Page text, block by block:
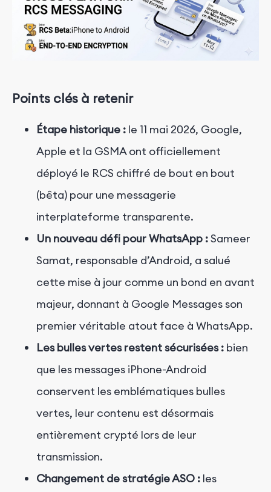
Points clés à retenir
Étape historique : le 11 mai 2026, Google,
Apple et la GSMA ont officiellement
déployé le RCS chiffré de bout en bout
(bêta) pour une messagerie
interplateforme transparente.
Un nouveau défi pour WhatsApp :Sameer
Samat, responsable d’Android, a salué
cette mise à jour comme un bond en avant
majeur, donnant à Google Messages son
premier véritable atout face à WhatsApp.
Les bulles vertes restent sécurisées : bien
que les messages iPhone-Android
conservent les emblématiques bulles
vertes, leur contenu est désormais
entièrement crypté lors de leur
transmission.
Changement de stratégie ASO : les